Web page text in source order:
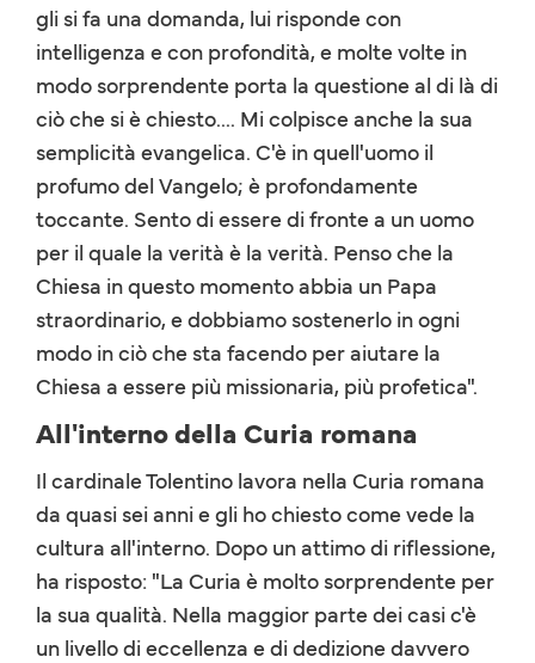
gli si fa una domanda, lui risponde con
intelligenza e con profondità, e molte volte in
modo sorprendente porta la questione al di là di
ciò che si è chiesto.... Mi colpisce anche la sua
semplicità evangelica. C'è in quell'uomo il
profumo del Vangelo; è profondamente
toccante. Sento di essere di fronte a un uomo
per il quale la verità è la verità. Penso che la
Chiesa in questo momento abbia un Papa
straordinario, e dobbiamo sostenerlo in ogni
modo in ciò che sta facendo per aiutare la
Chiesa a essere più missionaria, più profetica".
All'interno della Curia romana
Il cardinale Tolentino lavora nella Curia romana
da quasi sei anni e gli ho chiesto come vede la
cultura all'interno. Dopo un attimo di riflessione,
ha risposto: "La Curia è molto sorprendente per
la sua qualità. Nella maggior parte dei casi c'è
un livello di eccellenza e di dedizione davvero